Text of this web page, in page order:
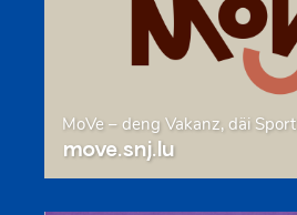
MoVe – deng Vakanz, däi Sport
move.snj.lu